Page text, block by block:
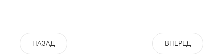
НАЗАД ВПЕРЕД